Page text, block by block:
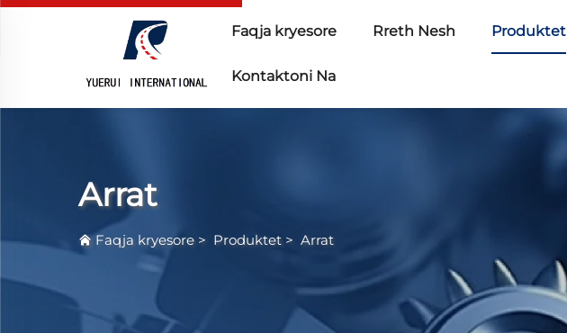
Faqja kryesore Rreth Nesh Produktet
Kontaktoni Na
Arrat
Faqja kryesore > Produktet > Arrat